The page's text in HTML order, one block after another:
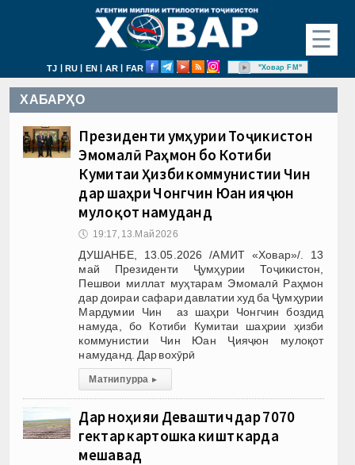
☰
TJ | RU | EN | AR | FAR "Ховар FM"
ХАБАРҲО
Президенти Ҷумҳурии Тоҷикистон
Эмомалӣ Раҳмон бо Котиби
Кумитаи Ҳизби коммунистии Чин
дар шаҳри Чонгчин Юан Ҷияҷюн
мулоқот намуданд
🕔 19:17, 13.Май 2026
ДУШАНБЕ, 13.05.2026 /АМИТ «Ховар»/. 13
май Президенти Ҷумҳурии Тоҷикистон,
Пешвои миллат муҳтарам Эмомалӣ Раҳмон
дар доираи сафари давлатии худ ба Ҷумҳурии
Мардумии Чин аз шаҳри Чонгчин боздид
намуда, бо Котиби Кумитаи шаҳрии ҳизби
коммунистии Чин Юан Ҷияҷюн мулоқот
намуданд. Дар вохӯрӣ
Матни пурра ▸
Дар ноҳияи Деваштич дар 7070
гектар картошка кишт карда
мешавад